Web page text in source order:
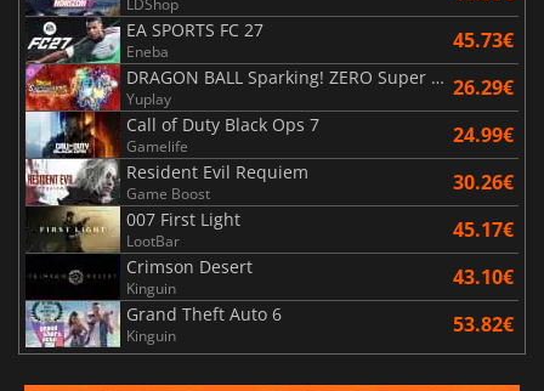
LDShop
EA SPORTS FC 27
Eneba 45.73€
DRAGON BALL Sparking! ZERO Super Limit Breaking NEO
Yuplay 26.29€
Call of Duty Black Ops 7
Gamelife 24.99€
Resident Evil Requiem
Game Boost 30.26€
007 First Light
LootBar 45.17€
Crimson Desert
Kinguin 43.10€
Grand Theft Auto 6
Kinguin 53.82€